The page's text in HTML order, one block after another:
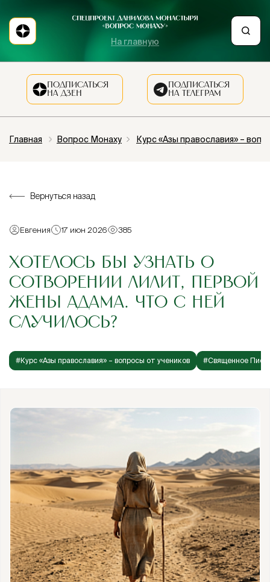
На главную
ПОДПИСАТЬСЯ
НА ДЗЕН
ПОДПИСАТЬСЯ
НА ТЕЛЕГРАМ
Главная Вопрос Монаху Курс «Азы православия» –
Вернуться назад
Евгения 17 июн 2026 385
ХОТЕЛОСЬ БЫ УЗНАТЬ О
СОТВОРЕНИИ ЛИЛИТ, ПЕРВОЙ
ЖЕНЫ АДАМА. ЧТО С НЕЙ
СЛУЧИЛОСЬ?
#Курс «Азы православия» – вопросы от учеников #Священное